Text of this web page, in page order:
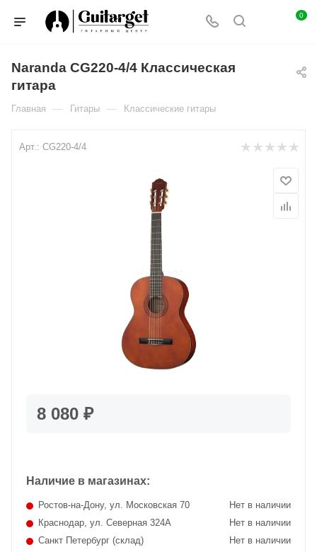
0
Naranda CG220-4/4 Классическая
гитара
Главная — Гитары — Классические гитары
Арт.: CG220-4/4
8 080 ₽
Наличие в магазинах:
Краснодар, ул. Северная 324А Нет в наличии
Ростов-на-Дону, ул. Московская 70 Нет в наличии
Санкт Петербург (склад) Нет в наличии